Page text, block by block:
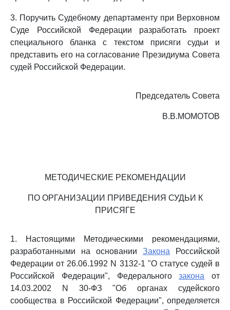
3. Поручить Судебному департаменту при Верховном
Суде Российской Федерации разработать проект
специального бланка с текстом присяги судьи и
представить его на согласование Президиума Совета
судей Российской Федерации.
Председатель Совета
В.В.МОМОТОВ
МЕТОДИЧЕСКИЕ РЕКОМЕНДАЦИИ
ПО ОРГАНИЗАЦИИ ПРИВЕДЕНИЯ СУДЬИ К
ПРИСЯГЕ
1. Настоящими Методическими рекомендациями,
разработанными на основании Закона Российской
Федерации от 26.06.1992 N 3132-1 "О статусе судей в
Российской Федерации", Федеральногозакона от
14.03.2002 N 30-ФЗ "Об органах судейского
сообщества в Российской Федерации", определяется